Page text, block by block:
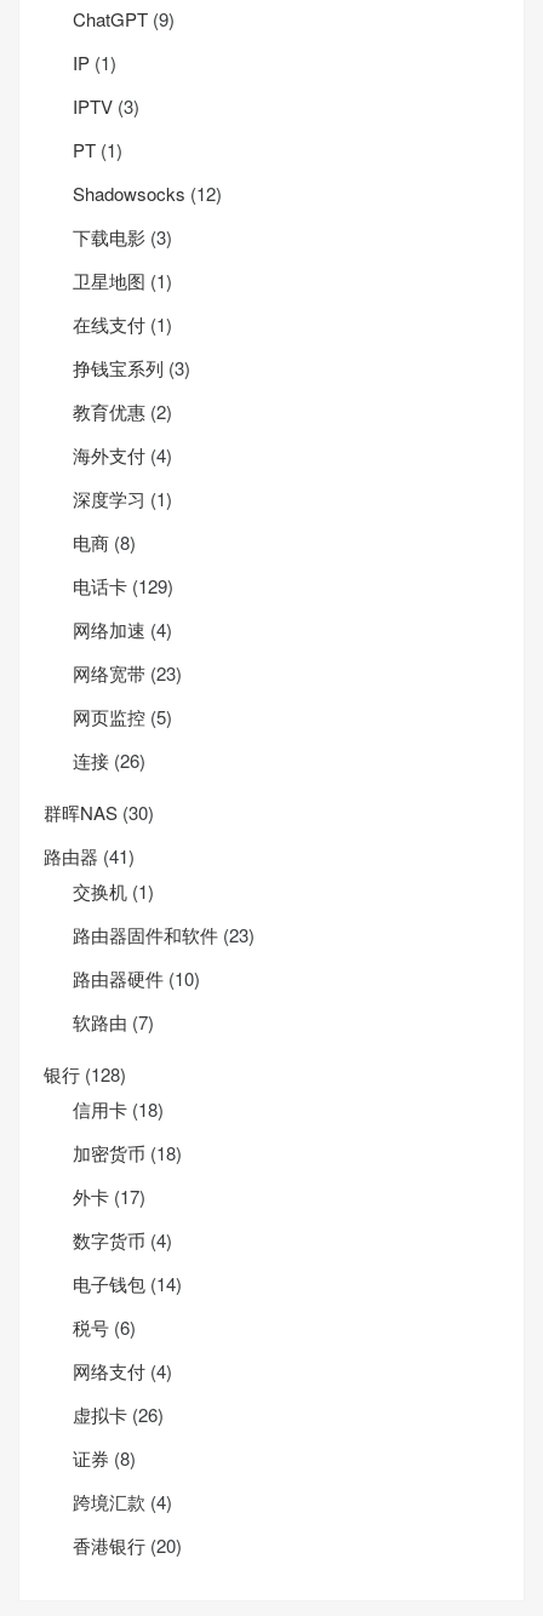
ChatGPT (9)
IP (1)
IPTV (3)
PT (1)
Shadowsocks (12)
下载电影 (3)
卫星地图 (1)
在线支付 (1)
挣钱宝系列 (3)
教育优惠 (2)
海外支付 (4)
深度学习 (1)
电商 (8)
电话卡 (129)
网络加速 (4)
网络宽带 (23)
网页监控 (5)
连接 (26)
群晖NAS (30)
路由器 (41)
交换机 (1)
路由器固件和软件 (23)
路由器硬件 (10)
软路由 (7)
银行 (128)
信用卡 (18)
加密货币 (18)
外卡 (17)
数字货币 (4)
电子钱包 (14)
税号 (6)
网络支付 (4)
虚拟卡 (26)
证券 (8)
跨境汇款 (4)
香港银行 (20)